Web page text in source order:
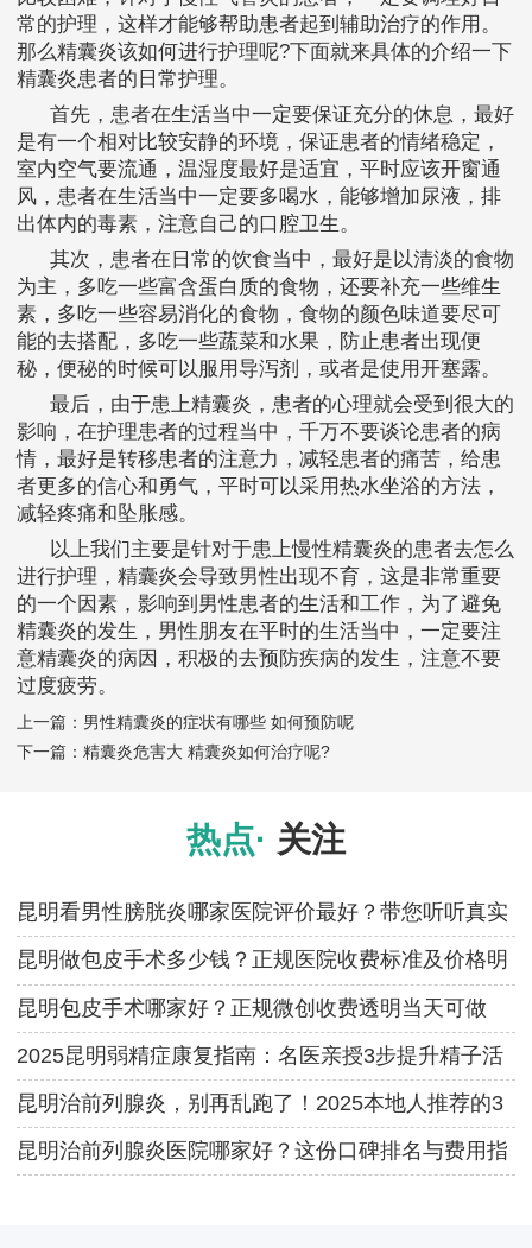
常的护理，这样才能够帮助患者起到辅助治疗的作用。
那么精囊炎该如何进行护理呢?下面就来具体的介绍一下
精囊炎患者的日常护理。
首先，患者在生活当中一定要保证充分的休息，最好
是有一个相对比较安静的环境，保证患者的情绪稳定，
室内空气要流通，温湿度最好是适宜，平时应该开窗通
风，患者在生活当中一定要多喝水，能够增加尿液，排
出体内的毒素，注意自己的口腔卫生。
其次，患者在日常的饮食当中，最好是以清淡的食物
为主，多吃一些富含蛋白质的食物，还要补充一些维生
素，多吃一些容易消化的食物，食物的颜色味道要尽可
能的去搭配，多吃一些蔬菜和水果，防止患者出现便
秘，便秘的时候可以服用导泻剂，或者是使用开塞露。
最后，由于患上精囊炎，患者的心理就会受到很大的
影响，在护理患者的过程当中，千万不要谈论患者的病
情，最好是转移患者的注意力，减轻患者的痛苦，给患
者更多的信心和勇气，平时可以采用热水坐浴的方法，
减轻疼痛和坠胀感。
以上我们主要是针对于患上慢性精囊炎的患者去怎么
进行护理，精囊炎会导致男性出现不育，这是非常重要
的一个因素，影响到男性患者的生活和工作，为了避免
精囊炎的发生，男性朋友在平时的生活当中，一定要注
意精囊炎的病因，积极的去预防疾病的发生，注意不要
过度疲劳。
上一篇： 男性精囊炎的症状有哪些 如何预防呢
下一篇： 精囊炎危害大 精囊炎如何治疗呢?
热点· 关注
昆明看男性膀胱炎哪家医院评价最好？带您听听真实
患者对诊疗环境的综合评价
昆明做包皮手术多少钱？正规医院收费标准及价格明
细一览
昆明包皮手术哪家好？正规微创收费透明当天可做
2025昆明弱精症康复指南：名医亲授3步提升精子活
力
昆明治前列腺炎，别再乱跑了！2025本地人推荐的3
家口碑医院，少花冤枉钱！
昆明治前列腺炎医院哪家好？这份口碑排名与费用指